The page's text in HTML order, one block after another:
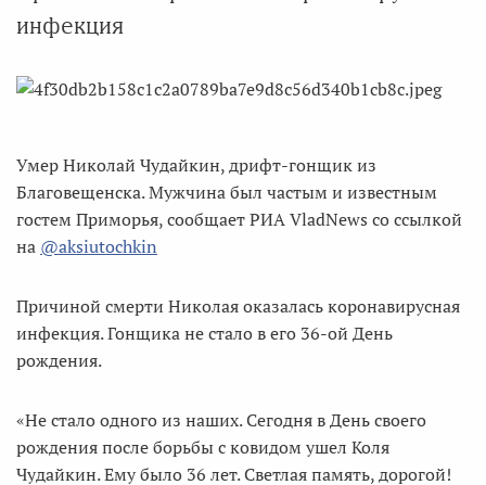
инфекция
Умер Николай Чудайкин, дрифт-гонщик из
Благовещенска. Мужчина был частым и известным
гостем Приморья, сообщает РИА VladNews со ссылкой
на @aksiutochkin
Причиной смерти Николая оказалась коронавирусная
инфекция. Гонщика не стало в его 36-ой День
рождения.
«Не стало одного из наших. Сегодня в День своего
рождения после борьбы с ковидом ушел Коля
Чудайкин. Ему было 36 лет. Светлая память, дорогой!